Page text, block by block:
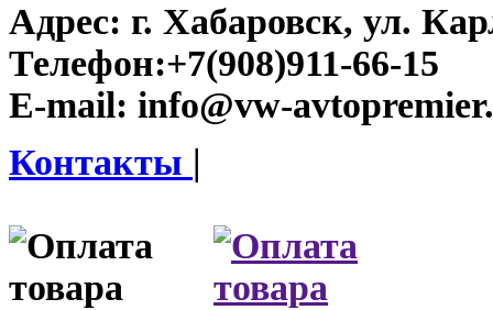
Адрес: г. Хабаровск, ул.
Телефон:+7(908)911-66-15
E-mail: info@vw-
Контакты |